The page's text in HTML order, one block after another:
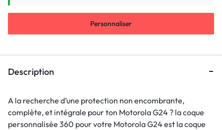
Personnaliser
Description
A la recherche d’une protection non encombrante,
complète, et intégrale pour ton Motorola G24 ? la coque
personnalisée 360 pour votre Motorola G24 est la coque